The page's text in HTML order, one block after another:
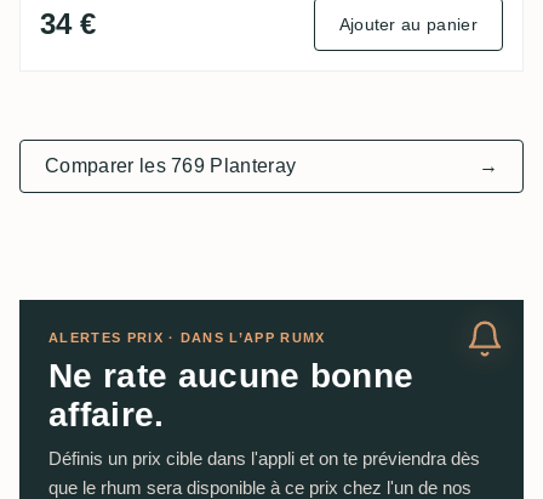
34 € Ajouter au panier
Comparer les 769 Planteray →
ALERTES PRIX · DANS L’APP RUMX
Ne rate aucune bonne
affaire.
Définis un prix cible dans l'appli et on te préviendra dès
que le rhum sera disponible à ce prix chez l'un de nos